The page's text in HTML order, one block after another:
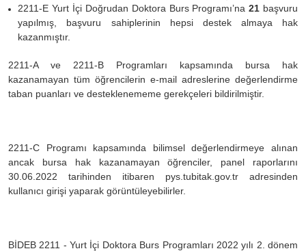
2211-E Yurt İçi Doğrudan Doktora Burs Programı’na21 başvuru
yapılmış, başvuru sahiplerinin hepsi destek almaya hak
kazanmıştır.
2211-A ve 2211-B Programları kapsamında bursa hak
kazanamayan tüm öğrencilerin e-mail adreslerine değerlendirme
taban puanları ve desteklenememe gerekçeleri bildirilmiştir.
2211-C Programı kapsamında bilimsel değerlendirmeye alınan
ancak bursa hak kazanamayan öğrenciler, panel raporlarını
30.06.2022
tarihinden itibaren pys.tubitak.gov.tr adresinden
kullanıcı girişi yaparak görüntüleyebilirler.
BİDEB 2211 - Yurt İçi Doktora Burs Programları 2022 yılı 2. dönem